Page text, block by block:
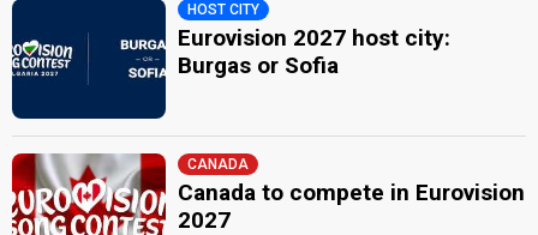
HOST CITY
Eurovision 2027 host city:
Burgas or Sofia
CANADA
Canada to compete in Eurovision
2027